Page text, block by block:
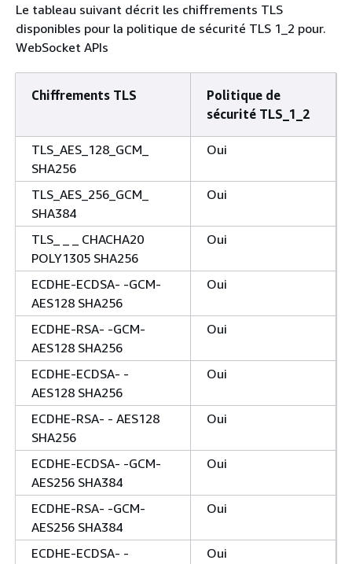
Le tableau suivant décrit les chiffrements TLS
disponibles pour la politique de sécurité TLS 1_2 pour.
WebSocket APIs
Chiffrements TLS
Politique de
sécurité TLS_1_2
TLS_AES_128_GCM_
SHA256
Oui
TLS_AES_256_GCM_
SHA384
Oui
TLS_ _ _ CHACHA20
POLY1305 SHA256
Oui
ECDHE-ECDSA- -GCM-
AES128 SHA256
Oui
ECDHE-RSA- -GCM-
AES128 SHA256
Oui
ECDHE-ECDSA- -
AES128 SHA256
Oui
ECDHE-RSA- - AES128
SHA256
Oui
ECDHE-ECDSA- -GCM-
AES256 SHA384
Oui
ECDHE-RSA- -GCM-
AES256 SHA384
Oui
ECDHE-ECDSA- -
Oui